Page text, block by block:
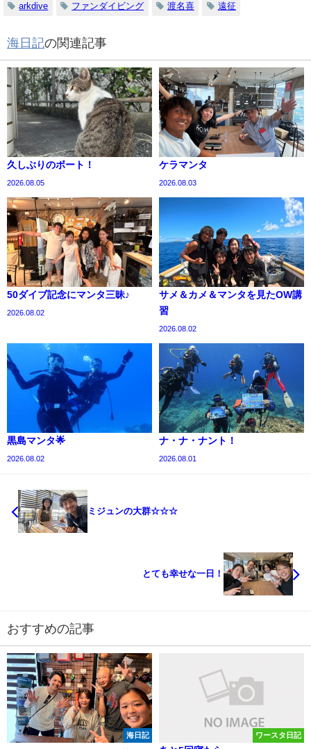
arkdive ファンダイビング 渡名喜 遠征
海日記の関連記事
久しぶりのボート！
2026.08.05
ケラマンタ
2026.08.03
50ダイブ記念にマンタ三昧♪
2026.08.02
サメ＆カメ＆マンタを見たOW講
習
2026.08.02
黒島マンタ🌟
2026.08.02
ナ・ナ・ナント！
2026.08.01
ミジュンの大群☆☆☆
とても幸せな一日！
おすすめの記事
海日記 ワースタ日記